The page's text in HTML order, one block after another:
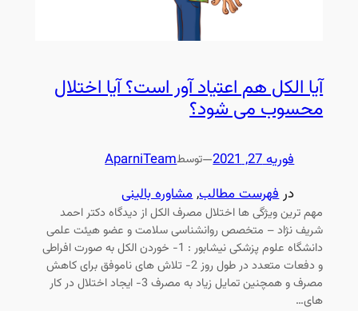
آیا الکل هم اعتیاد آور است؟ آیا اختلال
محسوب می شود؟
فوریه 27, 2021 —توسطAparniTeam
درفهرست مطالب, مشاوره بالینی
مهم ترین ویژگی ها اختلال مصرف الکل از دیدگاه دکتر احمد
شریف نژاد – متخصص روانشناسی سلامت و عضو هیئت علمی
دانشگاه علوم پزشکی نیشابور : 1- خوردن الکل به صورت افراطی
و دفعات متعدد در طول روز 2- تلاش های ناموفق برای کاهش
مصرف و همچنین تمایل زیاد به مصرف 3- ایجاد اختلال در کار
های…